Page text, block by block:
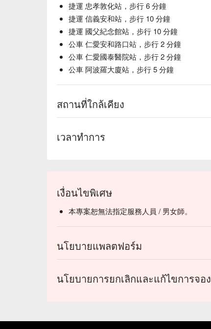
捷運 忠孝敦化站，步行 6 分鐘
捷運 信義安和站，步行 10 分鐘
捷運 國父紀念館站，步行 10 分鐘
公車 仁愛安和路口站，步行 2 分鐘
公車 仁愛國泰醫院站，步行 2 分鐘
公車 阿波羅大廈站，步行 5 分鐘
สถานที่ใกล้เคียง
เวลาทำการ
เงื่อนไขพิเศษ
本專案恕無法指定服務人員 / 男女師。
นโยบายแพลตฟอร์ม
นโยบายการยกเลิกและแก้ไขการจอง